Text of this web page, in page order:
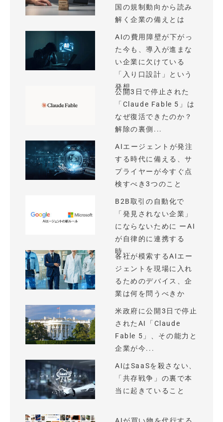
国の規制動向から読み
解く企業の備えとは
AIの費用障壁が下がっ
た今も、導入が進まな
い企業に欠けている
「入り口設計」という
発想
公開3日で停止された
「Claude Fable 5」は
なぜ復活できたのか？
解除の裏側...
AIエージェントが発注
する時代に備える、サ
プライヤーが今すぐ点
検すべき3つのこと
B2B取引の自動化で
「発見されない企業」
にならないために ーAI
が自律的に連携する
時...
各社が模索するAIエー
ジェントを現場に入れ
るためのデバイス、企
業は何を問うべきか
米政府に公開3日で停止
されたAI「Claude
Fable 5」、その能力と
企業が今...
AIはSaaSを殺さない、
「共存戦争」の裏で本
当に起きていること